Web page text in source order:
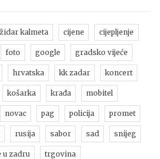
kalmeta cijene cijepljenje
foto google gradsko vijeće
hrvatska kk zadar koncert
košarka krađa mobitel
novac pag policija promet
rusija sabor sad snijeg
u zadru trgovina